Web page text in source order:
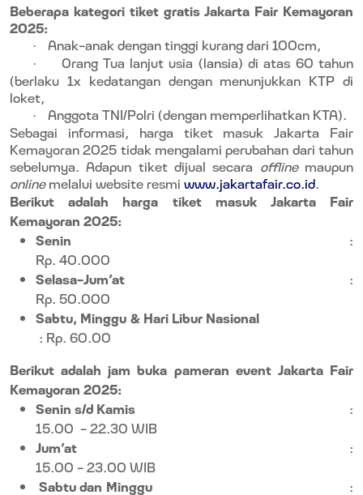
Beberapa kategori tiket gratis Jakarta Fair Kemayoran
2025:
· Anak-anak dengan tinggi kurang dari 100cm,
·
Orang Tua lanjut usia (lansia) di atas 60 tahun
(berlaku 1x kedatangan dengan menunjukkan KTP di
loket,
·
Anggota TNI/Polri (dengan memperlihatkan KTA).
Sebagai informasi, harga tiket masuk Jakarta Fair
Kemayoran 2025 tidak mengalami perubahan dari tahun
sebelumya. Adapun tiket dijual secara offline maupun
onlinemelalui website resmi www.jakartafair.co.id
Berikut adalah harga tiket masuk Jakarta Fair
Kemayoran 2025:
Senin
:
Rp. 40.000
Selasa-Jum’at
:
Rp. 50.000
Sabtu, Minggu & Hari Libur Nasional
: Rp. 60.00
Berikut adalah jam buka pameran event Jakarta Fair
Kemayoran 2025:
Senin s/d Kamis
:
15.00 - 22.30 WIB
Jum’at
:
15.00 – 23.00 WIB
Sabtu dan Minggu
: